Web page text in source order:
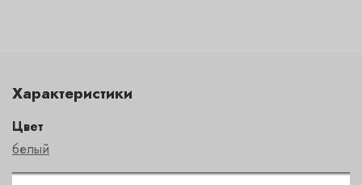
Характеристики
Цвет
белый